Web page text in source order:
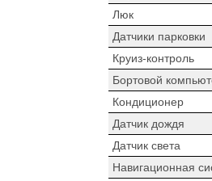
Люк
Датчики парковки
Круиз-контроль
Бортовой
Кондиционер
Датчик дождя
Датчик света
Навигационная